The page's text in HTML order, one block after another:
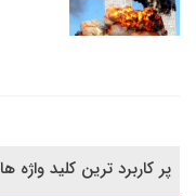
پر کاربرد ترین کلید واژه ها